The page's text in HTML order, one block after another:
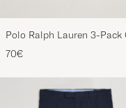
GABRIELE S
Polo Ralph Lauren 3-Pack
Neck T-Shirt
White/Black/Andover
70€